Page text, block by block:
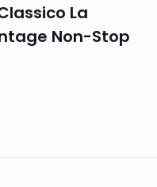
La
Non-Stop